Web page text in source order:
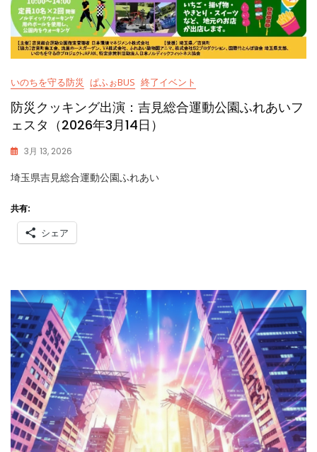
いのちを守る防災 ぱふぉBUS 終了イベント
防災クッキング出演：吉見総合運動公園ふれあいフ
ェスタ（2026年3月14日）
3月 13, 2026
A
埼玉県吉見総合運動公園ふれあい
共有:
シェア